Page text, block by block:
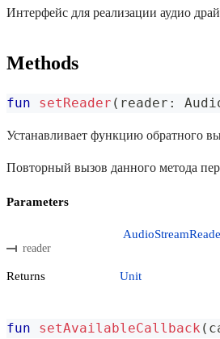
Интерфейс для реализации аудио
Methods
fun setReader ( reader :
Устанавливает функцию обратного
Повторный вызов данного метода
Parameters
reader
Returns Unit
fun setAvailableCallback (